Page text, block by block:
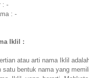
: -
: -
Iklil :
atau arti nama Iklil
bentuk nama yang